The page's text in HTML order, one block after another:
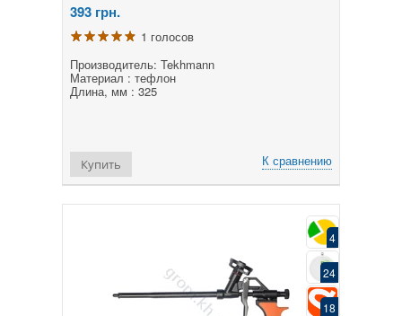
393 грн.
1 голосов
Производитель: Tekhmann
Материал : тефлон
Длина, мм : 325
К сравнению
Купить
4
24
18